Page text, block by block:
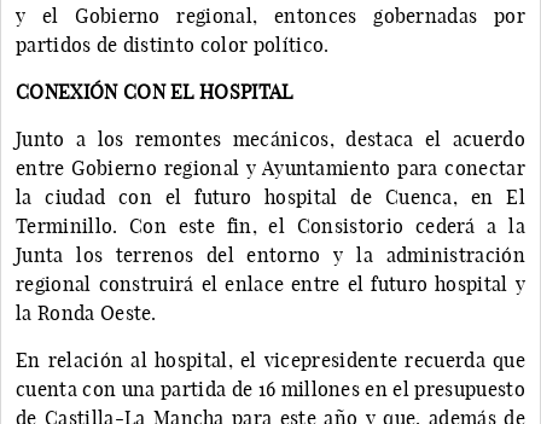
y el Gobierno regional, entonces gobernadas por
partidos de distinto color político.
CONEXIÓN CON EL HOSPITAL
Junto a los remontes mecánicos, destaca el acuerdo
entre Gobierno regional y Ayuntamiento para conectar
la ciudad con el futuro hospital de Cuenca, en El
Terminillo. Con este fin, el Consistorio cederá a la
Junta los terrenos del entorno y la administración
regional construirá el enlace entre el futuro hospital y
la Ronda Oeste.
En relación al hospital, el vicepresidente recuerda que
cuenta con una partida de 16 millones en el presupuesto
de Castilla-La Mancha para este año y que, además de